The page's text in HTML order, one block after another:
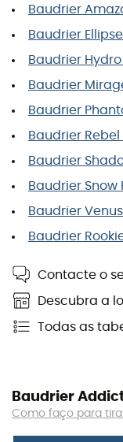
Baudrier
Baudrier
Baudrier
Baudrier
Baudrier
Baudrier Rebel
Baudrier
Baudrier Snow
Baudrier
Baudrier
Contacte o
Descubra a
Todas as
Baudrier
Como faço para